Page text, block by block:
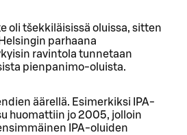
oli tšekkiläisissä oluissa, sitten
parhaana
ravintola tunnetaan
pienpanimo-oluista.
äärellä. Esimerkiksi IPA-
huomattiin jo 2005, jolloin
IPA-oluiden